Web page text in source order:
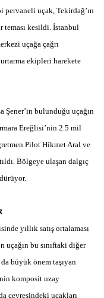
uçak, Tekirdağ’ın
teması kesildi. İstanbul
uçağa çağrı
ekipleri harekete
bulunduğu uçağın
Ereğlisi’nin 2.5 mil
Pilot Hikmet Aral ve
Bölgeye ulaşan dalgıç
yıllık satış ortalaması
bu sınıftaki diğer
büyük önem taşıyan
komposit uzay
çevresindeki uçakları